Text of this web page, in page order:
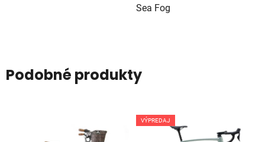
Sea Fog
Podobné produkty
VÝPREDAJ